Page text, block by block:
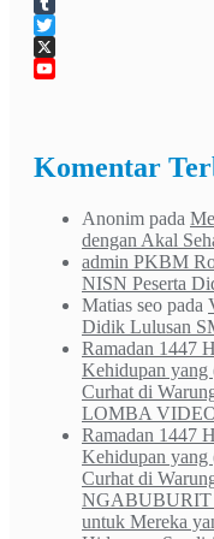
Tumblr
Twitter
X
Komentar
Anonim pada
dengan Akal
admin PKBM
NISN Peserta
Matias seo pada
Didik Lulusan
Ramadan 1447
Kehidupan yang
Curhat di
LOMBA
Ramadan 1447
Kehidupan yang
Curhat di
NGABUBURIT
untuk Mereka